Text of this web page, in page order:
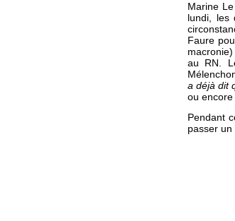
Marine
lundi, les
Faure
au RN.
a déjà dit
ou
Pendant
passer